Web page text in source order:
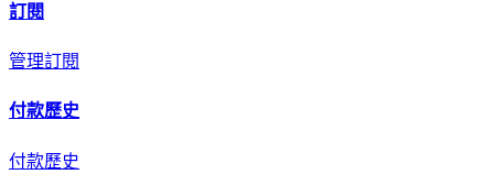
訂閱
管理訂閱
付款歷史
付款歷史